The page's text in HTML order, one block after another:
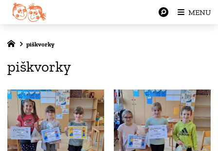
piškvorky
piškvorky
MENU